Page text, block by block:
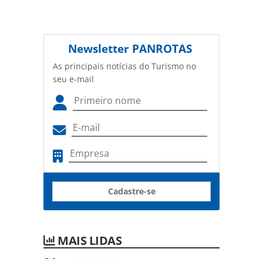
Newsletter PANROTAS
As principais notícias do Turismo no
seu e-mail
Cadastre-se
MAIS LIDAS